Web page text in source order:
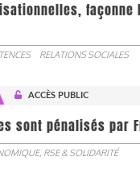
RELATIONS SOCIALES
ACCÈS PUBLIC
sont pénalisés par
RSE & SOLIDARITÉ